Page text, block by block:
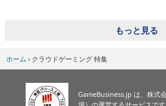
もっと見る
ホーム › クラウドゲーミング 特集
GameBusiness.jp は、株式
場）の運営するサービスです